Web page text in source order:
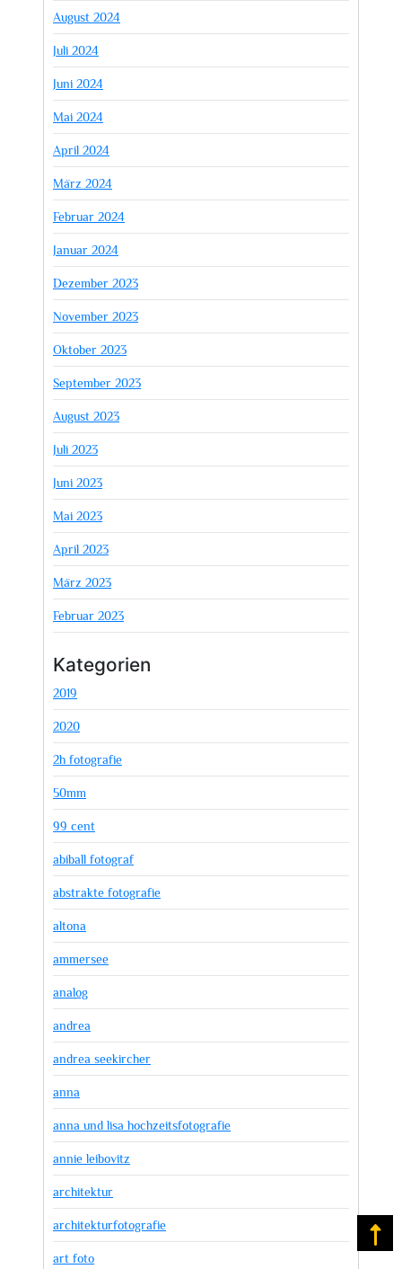
August 2024
Juli 2024
Juni 2024
Mai 2024
April 2024
März 2024
Februar 2024
Januar 2024
Dezember 2023
November 2023
Oktober 2023
September 2023
August 2023
Juli 2023
Juni 2023
Mai 2023
April 2023
März 2023
Februar 2023
Kategorien
2019
2020
2h fotografie
50mm
99 cent
abiball fotograf
abstrakte fotografie
altona
ammersee
analog
andrea
andrea seekircher
anna
anna und lisa hochzeitsfotografie
annie leibovitz
architektur
architekturfotografie
art foto